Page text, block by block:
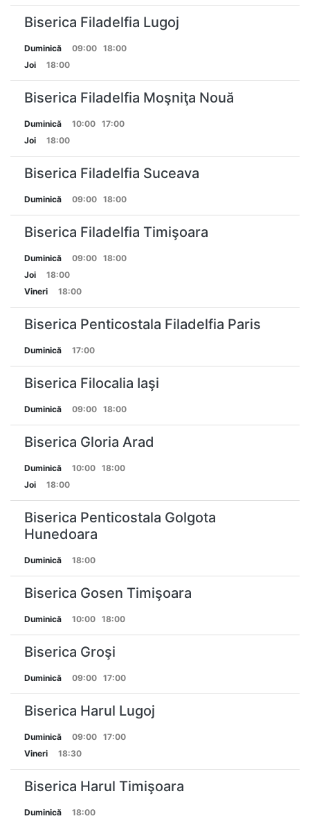
Biserica Filadelfia Lugoj
Duminică 09:00
18:00
Joi
18:00
Biserica Filadelfia Moşniţa Nouă
Duminică 10:00
17:00
Joi
18:00
Biserica Filadelfia Suceava
Duminică 09:00 18:00
Biserica Filadelfia Timişoara
Duminică 09:00
18:00
Joi
18:00
Vineri
18:00
Biserica Penticostala Filadelfia Paris
Duminică 17:00
Biserica Filocalia Iaşi
Duminică 09:00 18:00
Biserica Gloria Arad
Duminică 10:00
18:00
Joi
18:00
Biserica Penticostala Golgota
Hunedoara
Duminică 18:00
Biserica Gosen Timişoara
Duminică 10:00 18:00
Biserica Groşi
Duminică 09:00 17:00
Biserica Harul Lugoj
Duminică 09:00
17:00
Vineri
18:30
Biserica Harul Timişoara
Duminică 18:00